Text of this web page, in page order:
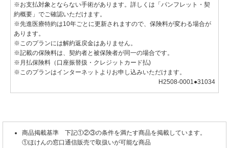
※お支払対象とならない手術があります。詳しくは「パンフレット・契
約概要」でご確認いただけます。
※先進医療特約は10年ごとに更新されますので、保険料が変わる場合が
あります。
※このプランには解約返戻金はありません。
※記載の保険料は、契約者と被保険者が同一の場合です。
※月払保険料（口座振替扱・クレジットカード払)
※このプランはインターネットよりお申し込みいただけます。
H2508-0001●31034
商品掲載基準 下記①②③の条件を満たす商品を掲載しています。
①ほけんの窓口通信販売で取扱いが可能な商品